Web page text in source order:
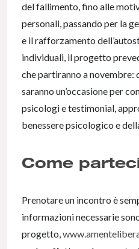
del fallimento, fino alle
personali, passando per la
e il rafforzamento
individuali, il progetto
che partiranno a
saranno un’occasione per
psicologi e testimonial,
benessere psicologico e
Come
Prenotare un incontro è
informazioni necessarie
progetto,